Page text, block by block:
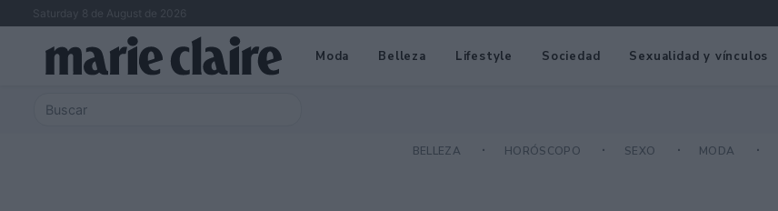
Saturday 8 de August de 2026
Moda Belleza Lifestyle Sociedad Sexualidad y vínculos
BELLEZA HORÓSCOPO SEXO MODA